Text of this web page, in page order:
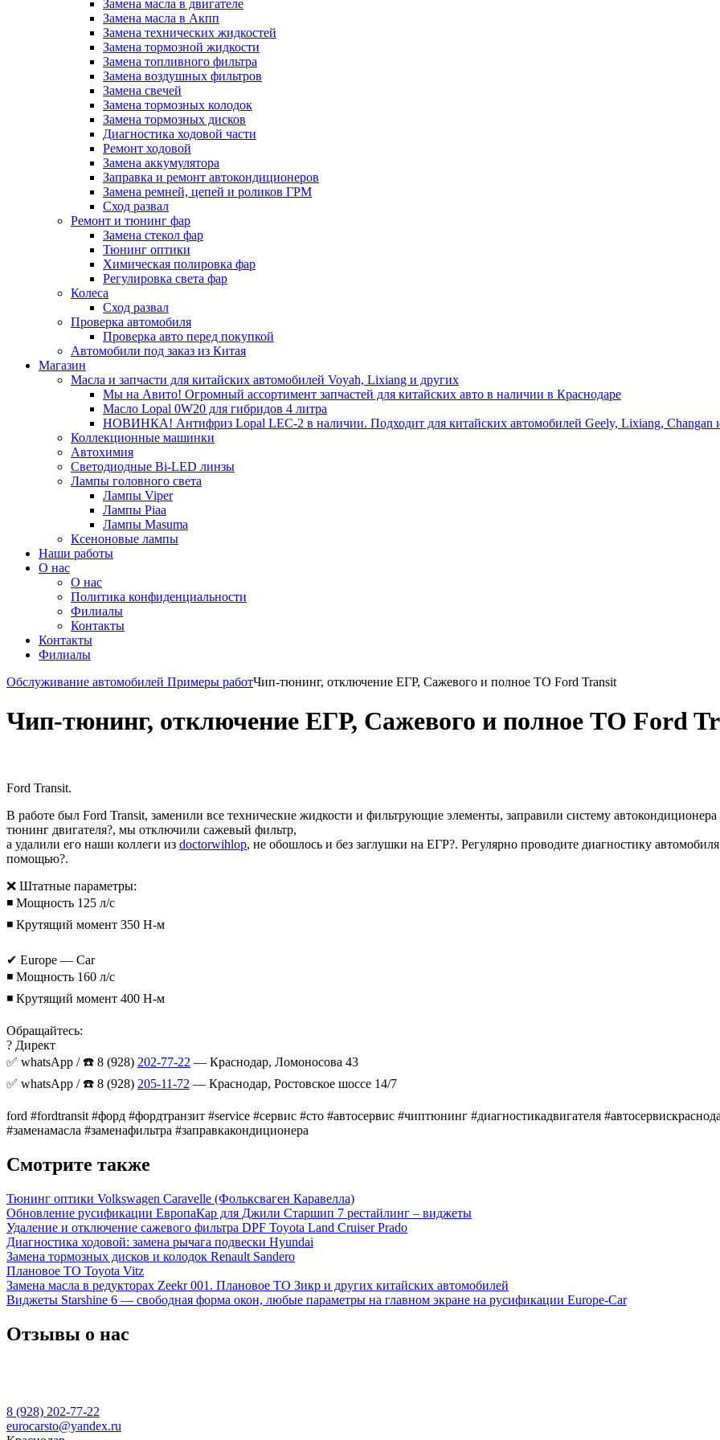
Замена масла в двигателе
Замена масла в Акпп
Замена технических жидкостей
Замена тормозной жидкости
Замена топливного фильтра
Замена воздушных фильтров
Замена свечей
Замена тормозных колодок
Замена тормозных дисков
Диагностика ходовой части
Ремонт ходовой
Замена аккумулятора
Заправка и ремонт автокондиционеров
Замена ремней, цепей и роликов ГРМ
Сход развал
Ремонт и тюнинг фар
Замена стекол фар
Тюнинг оптики
Химическая полировка фар
Регулировка света фар
Колеса
Сход развал
Проверка автомобиля
Проверка авто перед покупкой
Автомобили под заказ из Китая
Магазин
Масла и запчасти для китайских автомобилей Voyah, Lixiang и других
Мы на Авито! Огромный ассортимент запчастей для китайских авто в наличии в Краснодаре
Масло Lopal 0W20 для гибридов 4 литра
НОВИНКА! Антифриз Lopal LEC-2 в наличии. Подходит для китайских автомобилей Geely, Lixiang, Changan
Коллекционные машинки
Автохимия
Светодиодные Bi-LED линзы
Лампы головного света
Лампы Viper
Лампы Piaa
Лампы Masuma
Ксеноновые лампы
Наши работы
О нас
О нас
Политика конфиденциальности
Филиалы
Контакты
Контакты
Филиалы
Обслуживание автомобилей Примеры работЧип-тюнинг, отключение ЕГР, Сажевого и полное ТО Ford Transit
Чип-тюнинг, отключение ЕГР, Сажевого и полное ТО Ford
Ford Transit.
В работе был Ford Transit, заменили все технические жидкости и фильтрующие элементы, заправили систему
тюнинг двигателя?, мы отключили сажевый фильтр,
а удалили его наши коллеги из doctorwihlop, не обошлось и без заглушки на ЕГР?️. Регулярно проводите диагностику
помощью?.
❌ Штатные параметры:
◾ Мощность 125 л/с
◾ Крутящий момент 350 Н-м
✔ Europe — Car
◾ Мощность 160 л/с
◾ Крутящий момент 400 Н-м
Обращайтесь:
? Директ
✅ whatsApp / ☎️ 8 (928) 202-77-22 — Краснодар, Ломоносова 43
✅ whatsApp / ☎️ 8 (928) 205-11-72 — Краснодар, Ростовское шоссе 14/7
ford #fordtransit #форд #фордтранзит #service #сервис #сто #автосервис #чиптюнинг #диагностикадвигателя
#заменамасла #заменафильтра #заправкакондиционера
Смотрите также
Тюнинг оптики Volkswagen Caravelle (Фольксваген Каравелла)
Обновление русификации ЕвропаКар для Джили Старшип 7 рестайлинг – виджеты
Удаление и отключение сажевого фильтра DPF Toyota Land Cruiser Prado
Диагностика ходовой: замена рычага подвески Hyundai
Замена тормозных дисков и колодок Renault Sandero
Плановое ТО Toyota Vitz
Замена масла в редукторах Zeekr 001. Плановое ТО Зикр и других китайских автомобилей
Виджеты Starshine 6 — свободная форма окон, любые параметры на главном экране на русификации Europe-Car
Отзывы о нас
8 (928) 202-77-22
eurocarsto@yandex.ru